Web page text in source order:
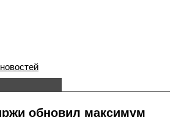
обновил максимум